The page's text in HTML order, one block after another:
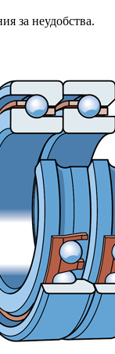
за неудобства.